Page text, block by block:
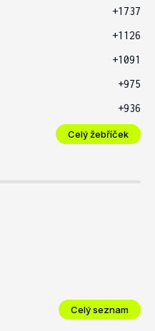
+1737
+1126
+1091
+975
+936
Celý žebříček
Celý seznam